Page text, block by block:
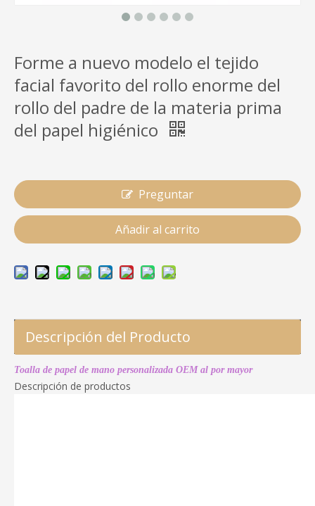
Forme a nuevo modelo el tejido
facial favorito del rollo enorme del
rollo del padre de la materia prima
del papel higiénico
Preguntar
Añadir al carrito
Descripción del Producto
Toalla de papel de mano personalizada OEM al por mayor
Descripción de productos